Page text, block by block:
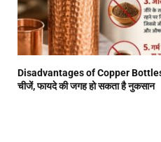
Disadvantages of Copper
चीजें, फायदे की जगह हो सकता है नुकसान